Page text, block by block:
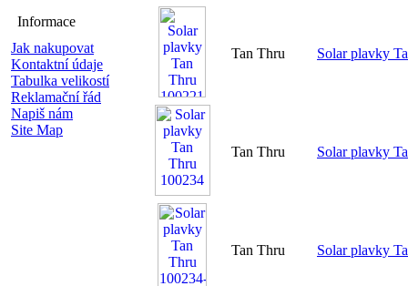
Informace
Jak nakupovat
Kontaktní údaje
Tabulka velikostí
Reklamační řád
Napiš nám
Site Map
Tan Thru Solar plavky
Tan Thru Solar plavky
Tan Thru Solar plavky